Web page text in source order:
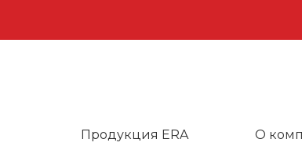
Продукция ERA О